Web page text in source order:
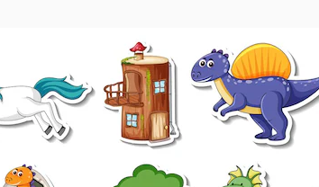
beste
1 Million
Produkte
KI-Assistent
Loslegen
Academy
Dokumentation